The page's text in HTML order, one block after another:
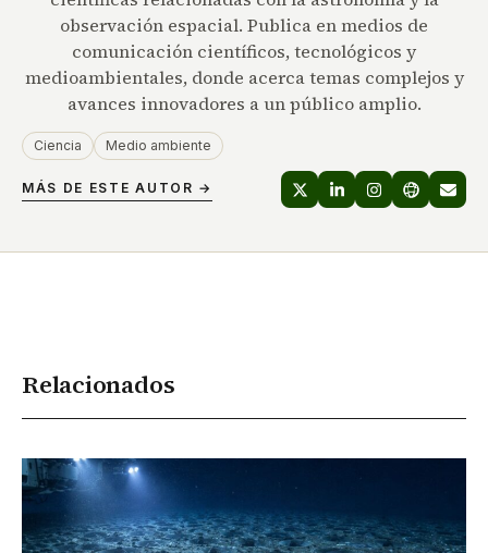
observación espacial. Publica en medios de
comunicación científicos, tecnológicos y
medioambientales, donde acerca temas complejos y
avances innovadores a un público amplio.
Ciencia Medio ambiente
MÁS DE ESTE AUTOR →
Relacionados